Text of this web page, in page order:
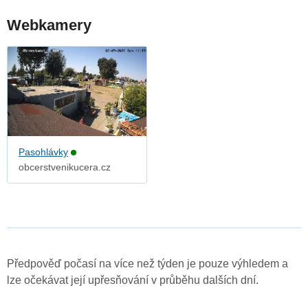
Webkamery
Pasohlávky
obcerstvenikucera.cz
Předpověď počasí na více než týden je pouze výhledem a
lze očekávat její upřesňování v průběhu dalších dní.